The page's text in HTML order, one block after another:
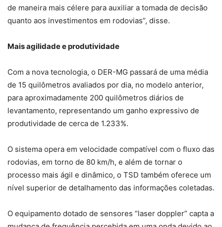
de maneira mais célere para auxiliar a tomada de decisão
quanto aos investimentos em rodovias”, disse.
Mais agilidade e produtividade
Com a nova tecnologia, o DER-MG passará de uma média
de 15 quilômetros avaliados por dia, no modelo anterior,
para aproximadamente 200 quilômetros diários de
levantamento, representando um ganho expressivo de
produtividade de cerca de 1.233%.
O sistema opera em velocidade compatível com o fluxo das
rodovias, em torno de 80 km/h, e além de tornar o
processo mais ágil e dinâmico, o TSD também oferece um
nível superior de detalhamento das informações coletadas.
O equipamento dotado de sensores “laser doppler” capta a